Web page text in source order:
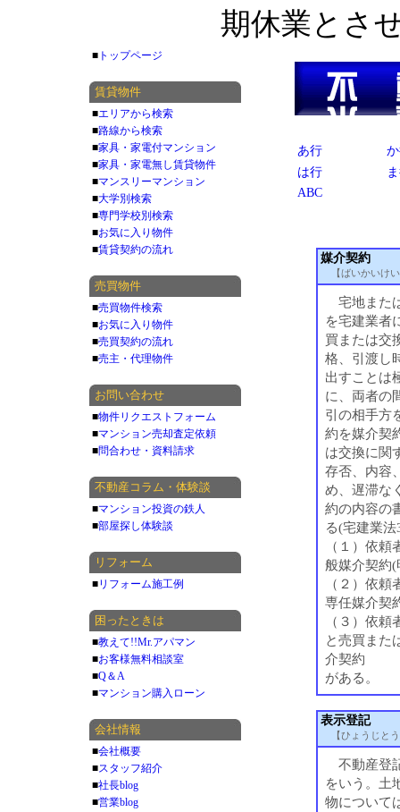
期休業とさ
あ行
は行
ABC
媒介契約
【ばいかいけ
宅地また
を宅建業者
買または交
格、引渡し
出すことは
に、両者の
引の相手方
約を媒介契
は交換に関
存否、内容
め、遅滞な
約の内容の
る(宅建業
（１）依
般媒介契約
（２）依
専任媒介契
（３）依
と売買また
介契約
がある。
表示登記
【ひょうじと
不動産登
をいう。土
物について
■ トップページ
賃貸物件
■エリアから検索
■路線から検索
■家具・家電付マンション
■家具・家電無し賃貸物件
■マンスリーマンション
■大学別検索
■専門学校別検索
■お気に入り物件
■賃貸契約の流れ
売買物件
■売買物件検索
■お気に入り物件
■売買契約の流れ
■売主・代理物件
お問い合わせ
■物件リクエストフォーム
■マンション売却査定依頼
■問合わせ・資料請求
不動産コラム・体験談
■マンション投資の鉄人
■部屋探し体験談
リフォーム
■リフォーム施工例
困ったときは
■教えて!!Mr.アパマン
■お客様無料相談室
■Q＆A
■マンション購入ローン
会社情報
■会社概要
■スタッフ紹介
■社長blog
■営業blog